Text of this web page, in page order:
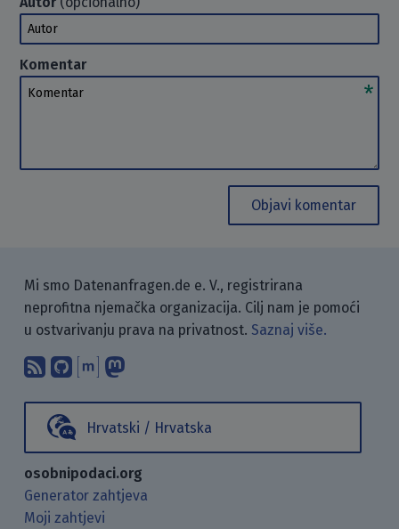
Autor
Komentar
Komentar
Objavi komentar
Mi smo Datenanfragen.de e. V., registrirana
neprofitna njemačka organizacija. Cilj nam je pomoći
u ostvarivanju prava na privatnost. Saznaj više.
Pretplati se na naš blog koristeći
Pronađi nas na GitHubu.
Raspravljaj s nama putem
Hrvatski / Hrvatska
osobnipodaci.org
Generator zahtjeva
Moji zahtjevi